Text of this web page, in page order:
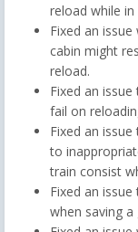
reload while in
Fixed an
cabin might
reload.
Fixed an
fail on
Fixed an
to
train consist
Fixed an
when saving a